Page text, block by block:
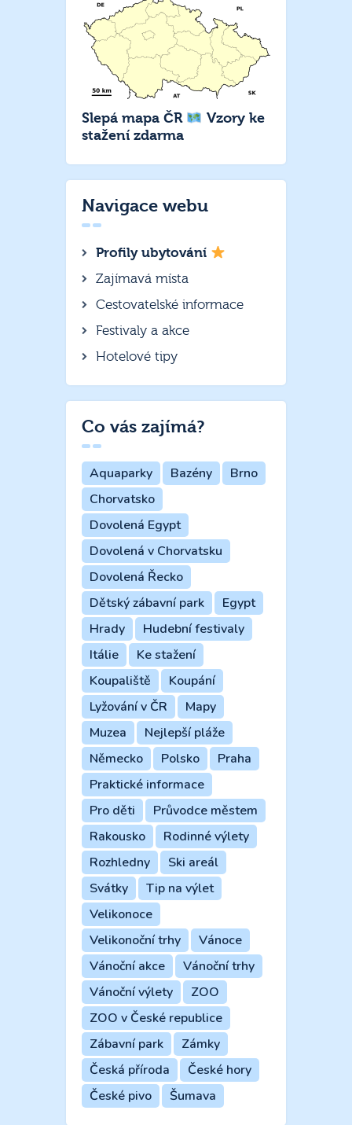
Slepá mapa ČR
Vzory ke
stažení zdarma
Navigace webu
Profily ubytování
Zajímavá místa
Cestovatelské informace
Festivaly a akce
Hotelové tipy
Co vás zajímá?
Aquaparky Bazény
Brno
Chorvatsko
Dovolená Egypt
Dovolená v Chorvatsku
Dovolená Řecko
Dětský zábavní park
Egypt
Hrady
Hudební festivaly
Itálie
Ke stažení
Koupaliště
Koupání
Lyžování v ČR
Mapy
Muzea
Nejlepší pláže
Německo
Polsko
Praha
Praktické informace
Pro děti
Průvodce městem
Rakousko
Rodinné výlety
Rozhledny
Ski areál
Svátky
Tip na výlet
Velikonoce
Velikonoční trhy
Vánoce
Vánoční akce
Vánoční trhy
Vánoční výlety
ZOO
ZOO v České republice
Zábavní park
Zámky
Česká příroda
České hory
České pivo
Šumava